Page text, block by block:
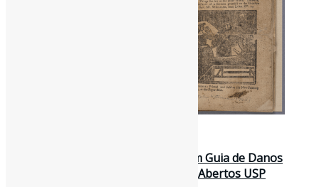
Glossário Visual de Conservação: Um Guia de Danos
Comuns em Papéis e Livros / Livros Abertos USP